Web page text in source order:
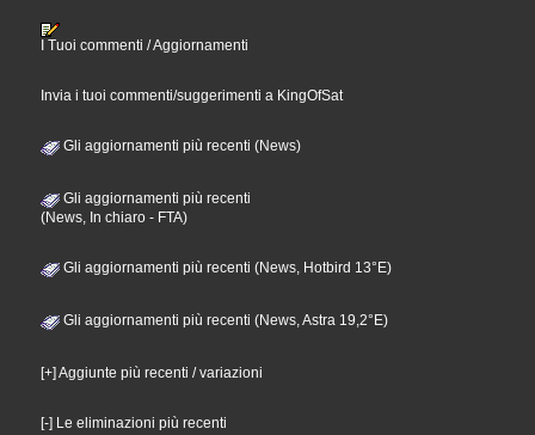
I Tuoi commenti / Aggiornamenti
Invia i tuoi commenti/suggerimenti a KingOfSat
Gli aggiornamenti più recenti (News)
Gli aggiornamenti più recenti
(News, In chiaro - FTA)
Gli aggiornamenti più recenti (News, Hotbird 13°E)
Gli aggiornamenti più recenti (News, Astra 19,2°E)
[+] Aggiunte più recenti / variazioni
[-] Le eliminazioni più recenti